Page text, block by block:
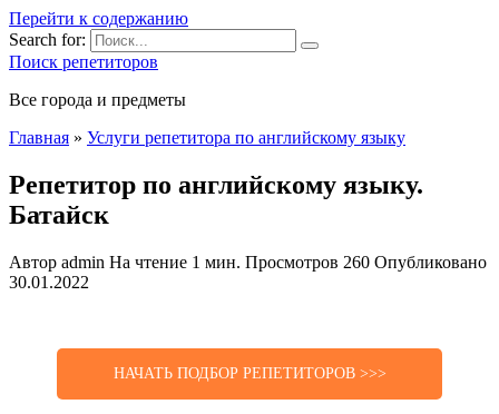
Перейти к содержанию
Search for:
Поиск репетиторов
Все города и предметы
Главная » Услуги репетитора по английскому языку
Репетитор по английскому языку.
Батайск
Автор admin На чтение 1 мин. Просмотров 260 Опубликовано
30.01.2022
НАЧАТЬ ПОДБОР РЕПЕТИТОРОВ >>>